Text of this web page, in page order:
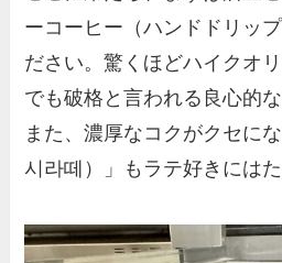
ーコーヒー（ハンドドリッ
ださい。驚くほどハイクオ
でも破格と言われる良心的
また、濃厚なコクがクセに
시라떼）」もラテ好きには